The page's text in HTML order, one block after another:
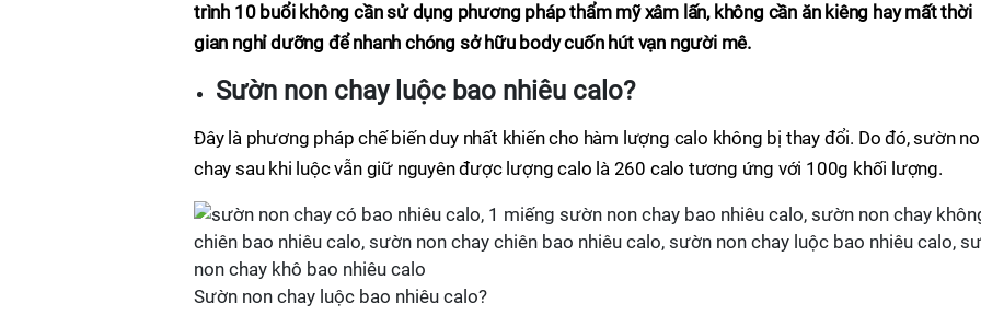
trình 10 buổi không cần sử dụng phương pháp thẩm mỹ xâm lấn, không cần ăn kiêng hay mất thời
gian nghỉ dưỡng để nhanh chóng sở hữu body cuốn hút vạn người mê.
Sườn non chay luộc bao nhiêu calo?
Đây là phương pháp chế biến duy nhất khiến cho hàm lượng calo không bị thay đổi. Do đó, sườn
chay sau khi luộc vẫn giữ nguyên được lượng calo là 260 calo tương ứng với 100g khối lượng.
Sườn non chay luộc bao nhiêu calo?